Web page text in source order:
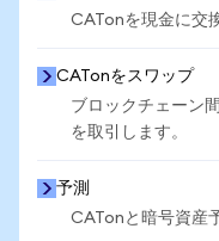
CATonを現金に交
CATonをスワップ
ブロックチェーン
を取引します。
予測
CATonと暗号資産